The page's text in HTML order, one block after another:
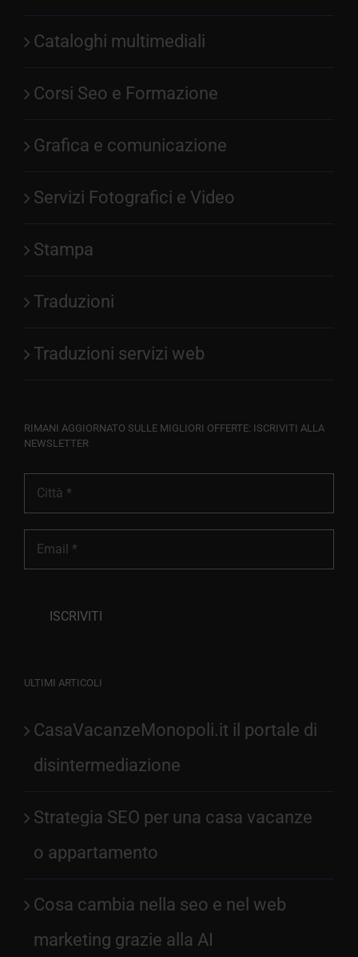
Cataloghi multimediali
Corsi Seo e Formazione
Grafica e comunicazione
Servizi Fotografici e Video
Stampa
Traduzioni
Traduzioni servizi web
RIMANI AGGIORNATO SULLE MIGLIORI OFFERTE: ISCRIVITI ALLA
NEWSLETTER
ULTIMI ARTICOLI
CasaVacanzeMonopoli.it il portale di
disintermediazione
Strategia SEO per una casa vacanze
o appartamento
Cosa cambia nella seo e nel web
marketing grazie alla AI